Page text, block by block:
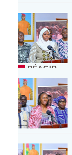
RÉAGIR